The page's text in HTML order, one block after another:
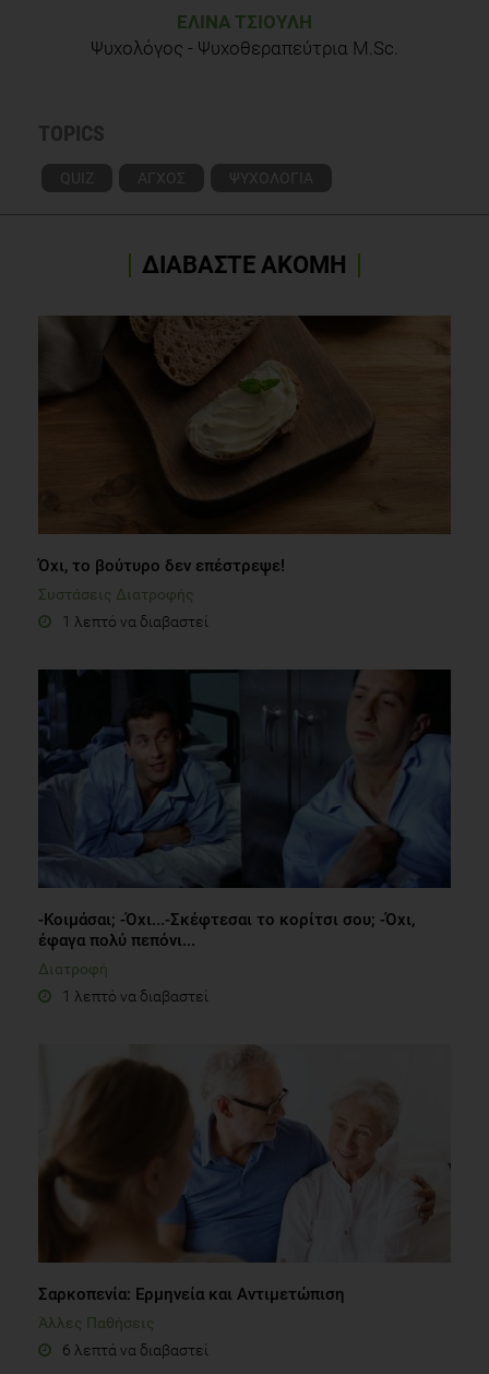
ΕΛΊΝΑ ΤΣΙΟΎΛΗ
Ψυχολόγος - Ψυχοθεραπεύτρια M.Sc.
TOPICS
QUIZ ΑΓΧΟΣ ΨΥΧΟΛΟΓΙΑ
ΔΙΑΒΑΣΤΕ ΑΚΟΜΗ
Όχι, το βούτυρο δεν επέστρεψε!
Συστάσεις Διατροφής
1 λεπτό να διαβαστεί
-Κοιμάσαι; -Όχι...-Σκέφτεσαι το κορίτσι σου; -Όχι,
έφαγα πολύ πεπόνι...
Διατροφή
1 λεπτό να διαβαστεί
Σαρκοπενία: Ερμηνεία και Αντιμετώπιση
Άλλες Παθήσεις
6 λεπτά να διαβαστεί